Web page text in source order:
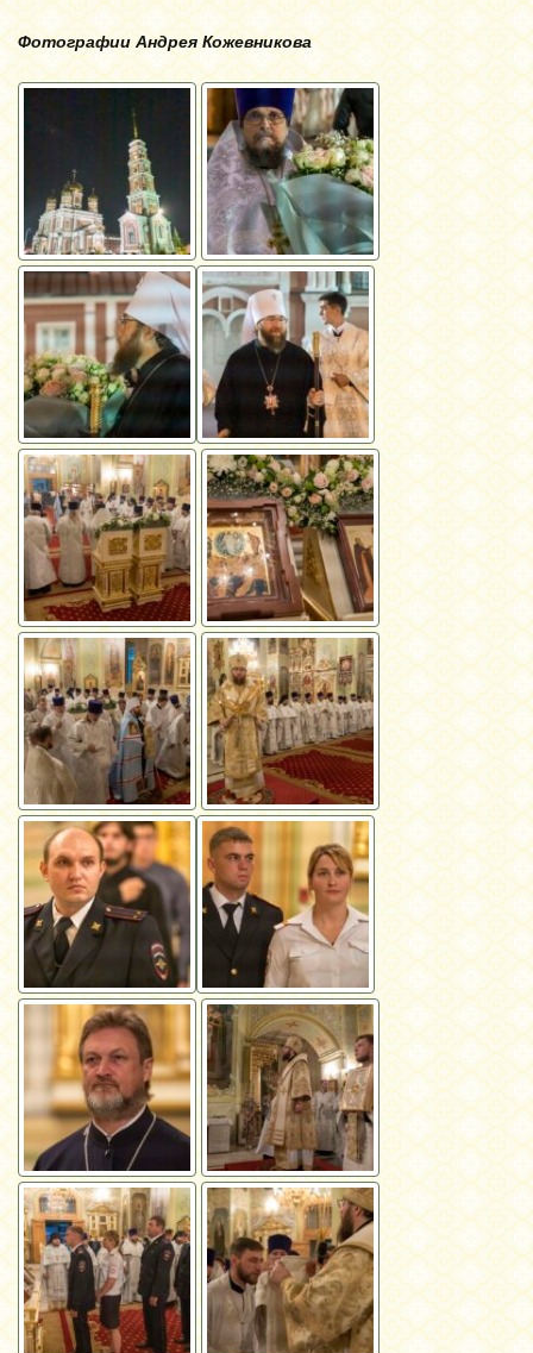
Фотографии Андрея Кожевникова